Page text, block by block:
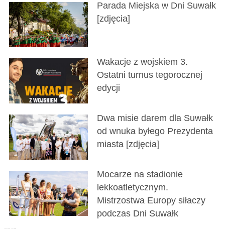
Parada Miejska w Dni Suwałk
[zdjęcia]
Wakacje z wojskiem 3.
Ostatni turnus tegorocznej
edycji
Dwa misie darem dla Suwałk
od wnuka byłego Prezydenta
miasta [zdjęcia]
Mocarze na stadionie
lekkoatletycznym.
Mistrzostwa Europy siłaczy
podczas Dni Suwałk